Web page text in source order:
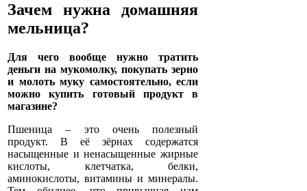
Зачем нужна домашняя
мельница?
Для чего вообще нужно тратить
деньги на мукомолку, покупать зерно
и молоть муку самостоятельно, если
можно купить готовый продукт в
магазине?
Пшеница – это очень полезный
продукт. В её зёрнах содержатся
насыщенные и ненасыщенные жирные
кислоты, клетчатка, белки,
аминокислоты, витамины и минералы.